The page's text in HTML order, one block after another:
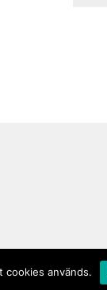
cookies används.